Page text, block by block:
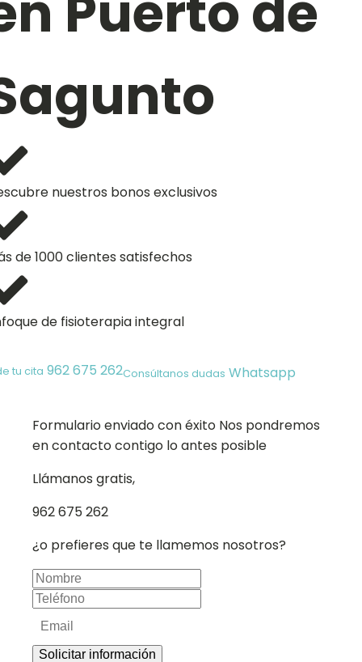
nuestros bonos exclusivos
de 1000 clientes satisfechos
de fisioterapia integral
tu cita 962 675 262Consúltanos dudas Whatsapp
Formulario enviado con éxito Nos pondremos
en contacto contigo lo antes posible
Llámanos gratis,
962 675 262
¿o prefieres que te llamemos nosotros?
Solicitar información